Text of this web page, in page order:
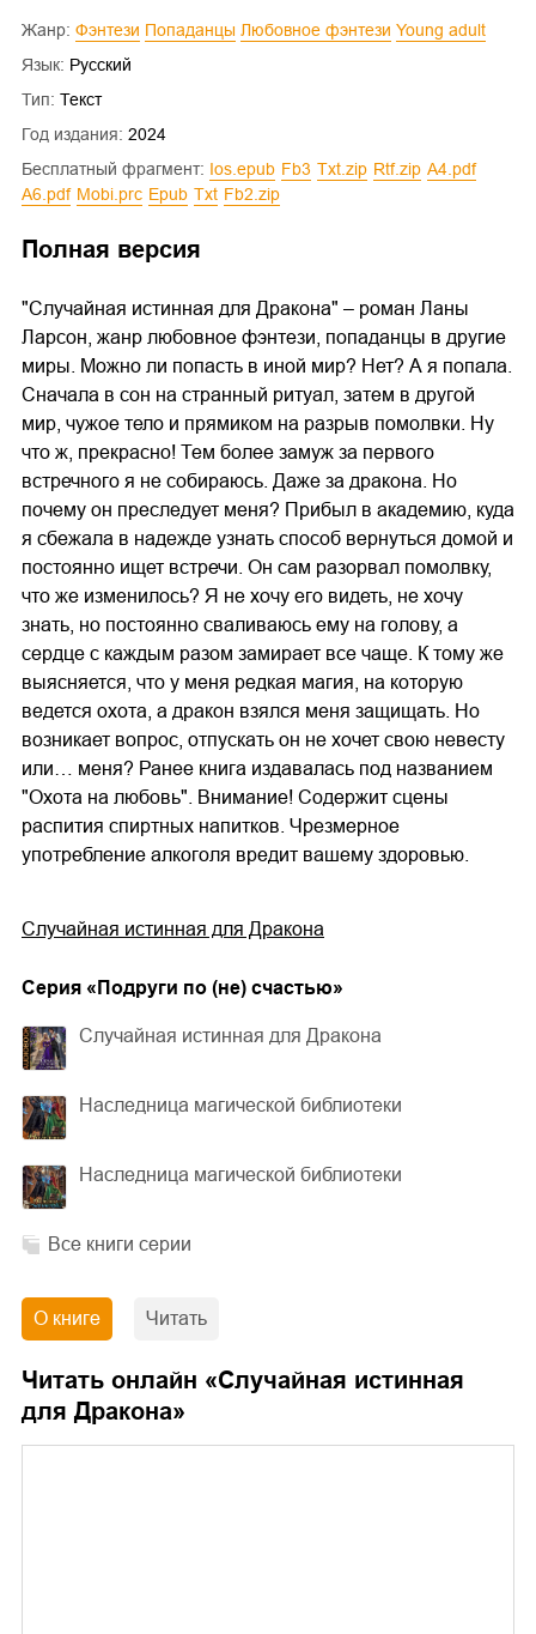
Жанр: Фэнтези Попаданцы Любовное фэнтези
Young adult
Язык: Русский
Тип: Текст
Год издания: 2024
Бесплатный фрагмент: ios.epub fb3 txt.zip rtf.zip
a4.pdf
a6.pdf
mobi.prc epub txt fb2.zip
Полная версия
"Случайная истинная для Дракона" – роман Ланы
Ларсон, жанр любовное фэнтези, попаданцы в другие
миры. Можно ли попасть в иной мир? Нет? А я попала.
Сначала в сон на странный ритуал, затем в другой
мир, чужое тело и прямиком на разрыв помолвки. Ну
что ж, прекрасно! Тем более замуж за первого
встречного я не собираюсь. Даже за дракона. Но
почему он преследует меня? Прибыл в академию, куда
я сбежала в надежде узнать способ вернуться домой и
постоянно ищет встречи. Он сам разорвал помолвку,
что же изменилось? Я не хочу его видеть, не хочу
знать, но постоянно сваливаюсь ему на голову, а
сердце с каждым разом замирает все чаще. К тому же
выясняется, что у меня редкая магия, на которую
ведется охота, а дракон взялся меня защищать. Но
возникает вопрос, отпускать он не хочет свою невесту
или… меня? Ранее книга издавалась под названием
"Охота на любовь". Внимание! Содержит сцены
распития спиртных напитков. Чрезмерное
употребление алкоголя вредит вашему здоровью.
Случайная истинная для Дракона
Cерия « Подруги по (не) счастью»
Случайная истинная для Дракона
Наследница магической библиотеки
Наследница магической библиотеки
Все книги серии
О книге Читать
Читать онлайн «Случайная истинная
для Дракона»